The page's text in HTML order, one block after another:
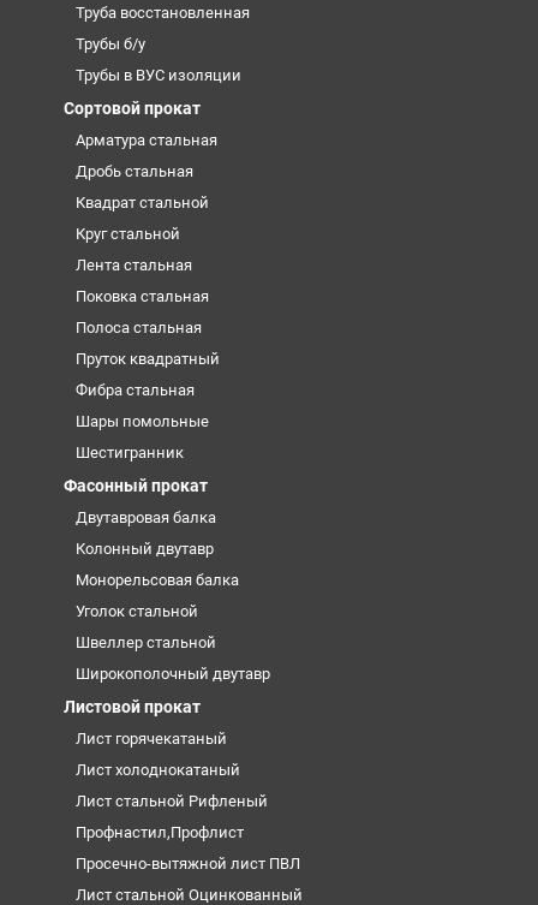
Труба восстановленная
Трубы б/у
Трубы в ВУС изоляции
Сортовой прокат
Арматура стальная
Дробь стальная
Квадрат стальной
Круг стальной
Лента стальная
Поковка стальная
Полоса стальная
Пруток квадратный
Фибра стальная
Шары помольные
Шестигранник
Фасонный прокат
Двутавровая балка
Колонный двутавр
Монорельсовая балка
Уголок стальной
Швеллер стальной
Широкополочный двутавр
Листовой прокат
Лист горячекатаный
Лист холоднокатаный
Лист стальной Рифленый
Профнастил,Профлист
Просечно-вытяжной лист ПВЛ
Лист стальной Оцинкованный